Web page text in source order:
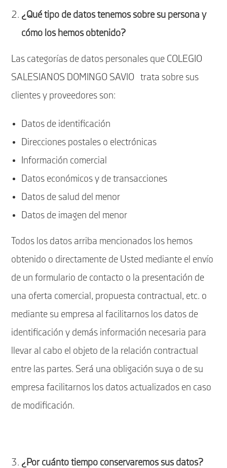
¿Qué tipo de datos tenemos sobre su persona y
cómo los hemos obtenido?
Las categorías de datos personales que COLEGIO
SALESIANOS DOMINGO SAVIO trata sobre sus
clientes y proveedores son:
Datos de identificación
Direcciones postales o electrónicas
Información comercial
Datos económicos y de transacciones
Datos de salud del menor
Datos de imagen del menor
Todos los datos arriba mencionados los hemos
obtenido o directamente de Usted mediante el envío
de un formulario de contacto o la presentación de
una oferta comercial, propuesta contractual, etc. o
mediante su empresa al facilitarnos los datos de
identificación y demás información necesaria para
llevar al cabo el objeto de la relación contractual
entre las partes. Será una obligación suya o de su
empresa facilitarnos los datos actualizados en caso
de modificación.
¿Por cuánto tiempo conservaremos sus datos?